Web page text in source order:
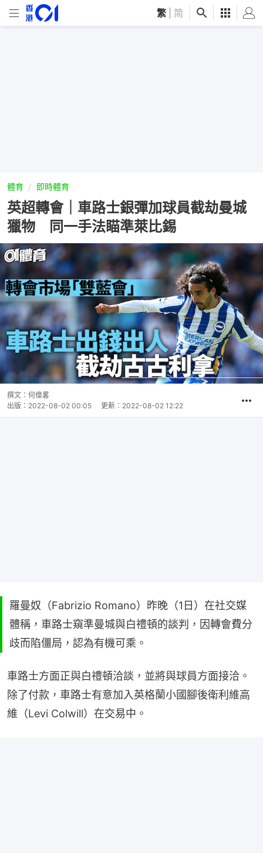
繁 简
體育 即時體育
英超轉會｜車路士銀彈加球員截劫曼城
獵物 同一手法瞄準萊比錫
撰文： 何偉畧
出版： 2022-08-02 00:05 更新： 2022-08-02 12:22
羅曼奴（Fabrizio Romano）昨晚（1日）在社交媒
體稱，車路士窺準曼城與白禮頓的談判，因轉會費分
歧而陷僵局，認為有機可乘。
車路士方面正與白禮頓洽談，並將與球員方面接洽。
除了付款，車路士有意加入英格蘭小國腳後衛利維高
維（Levi Colwill）在交易中。